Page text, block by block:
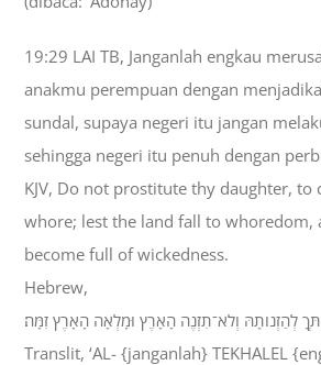
19:29 LAI TB, Janganlah engkau
anakmu perempuan dengan
sundal, supaya negeri itu jangan
sehingga negeri itu penuh dengan
KJV, Do not prostitute thy daughter, to
whore; lest the land fall to whoredom,
become full of wickedness.
Hebrew,
לְהַזְנֹותָהּ וְלֹא־תִזְנֶה הָאָרֶץ וּמָלְאָה הָאָרֶץ זִמָּה׃
Translit, ‘AL- {janganlah} TEKHALEL